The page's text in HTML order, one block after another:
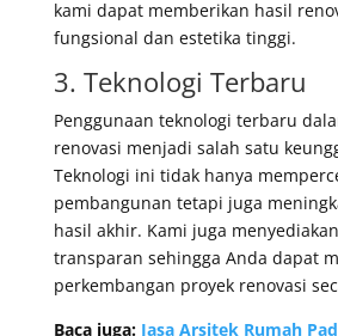
kami dapat memberikan hasil
fungsional dan estetika tinggi.
3. Teknologi Terbaru
Penggunaan teknologi terbaru
renovasi menjadi salah satu
Teknologi ini tidak hanya
pembangunan tetapi juga
hasil akhir. Kami juga
transparan sehingga Anda dapat
perkembangan proyek renovasi
Baca juga: Jasa Arsitek Rumah